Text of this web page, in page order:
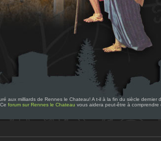
aux milliards de Rennes le Chateau! A t-il à la fin du siècle dernier
forum sur Rennes le Chateau vous aidera peut-être à comprendre